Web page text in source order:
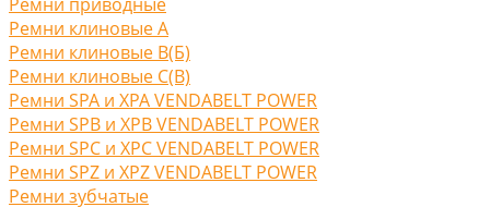
Ремни клиновые A
Ремни клиновые В(Б)
Ремни клиновые С(B)
Ремни SPA и XPA VENDABELT POWER
Ремни SPB и XPB VENDABELT POWER
Ремни SPC и XPC VENDABELT POWER
Ремни SPZ и XPZ VENDABELT POWER
Ремни зубчатые